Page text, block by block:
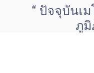
“ ปัจจุบันเ
ภูมิ